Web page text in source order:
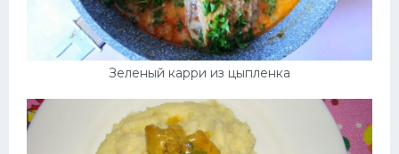
Зеленый карри из цыпленка